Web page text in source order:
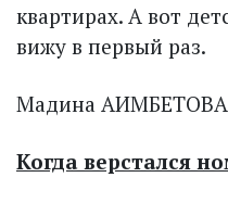
квартирах. А вот
вижу в первый раз.
Мадина
Когда верстался